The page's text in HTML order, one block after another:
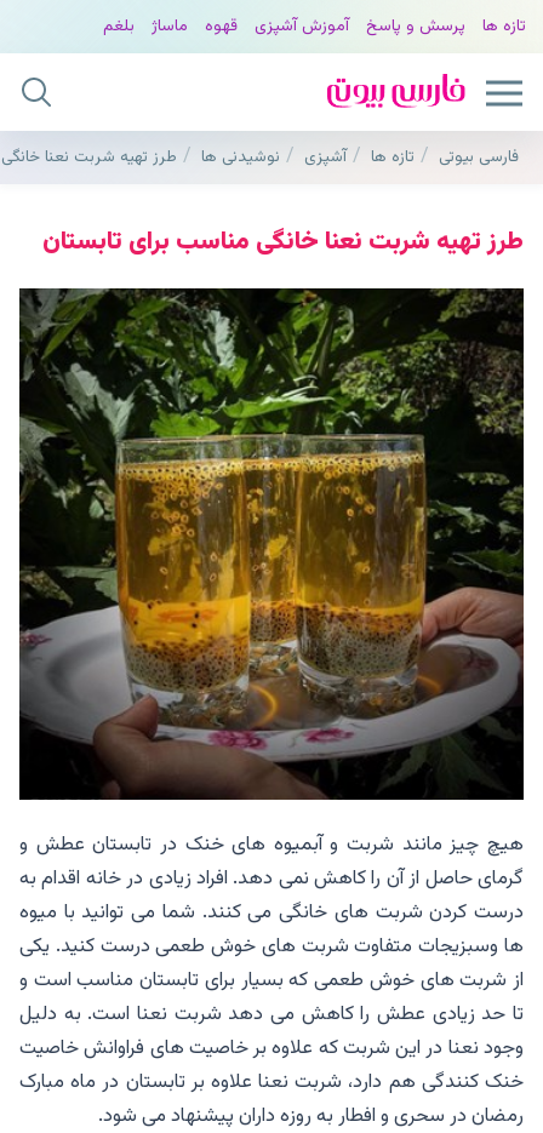
تازه ها پرسش و پاسخ آموزش آشپزی قهوه ماساژ بلغم
فارسی بیوتی تازه ها آشپزی نوشیدنی ها طرز تهیه شربت نعنا
طرز تهیه شربت نعنا خانگی مناسب برای تابستان
هیچ چیز مانند شربت و آبمیوه های خنک در تابستان عطش و
گرمای حاصل از آن را کاهش نمی دهد. افراد زیادی در خانه اقدام به
درست کردن شربت های خانگی می کنند. شما می توانید با میوه
ها وسبزیجات متفاوت شربت های خوش طعمی درست کنید. یکی
از شربت های خوش طعمی که بسیار برای تابستان مناسب است و
تا حد زیادی عطش را کاهش می دهد شربت نعنا است. به دلیل
وجود نعنا در این شربت که علاوه بر خاصیت های فراوانش خاصیت
خنک کنندگی هم دارد، شربت نعنا علاوه بر تابستان در ماه مبارک
رمضان در سحری و افطار به روزه داران پیشنهاد می شود.